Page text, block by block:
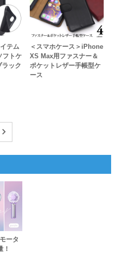
テム
フトケ
ック
＜スマホケース＞iPhone
XS Max用ファスナー＆
ポケットレザー手帳型ケ
ース
ータ
！